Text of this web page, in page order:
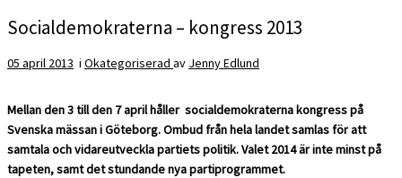
Socialdemokraterna – kongress 2013
05 april 2013 i Okategoriserad av Jenny Edlund
Mellan den 3 till den 7 april håller socialdemokraterna kongress på
Svenska mässan i Göteborg. Ombud från hela landet samlas för att
samtala och vidareutveckla partiets politik. Valet 2014 är inte minst på
tapeten, samt det stundande nya partiprogrammet.